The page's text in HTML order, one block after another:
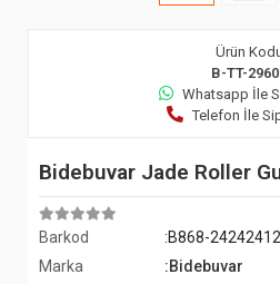
Ürün
B-TT-
Whatsapp İle
Telefon İle
Bidebuvar Jade Roller
Barkod
:B868-
Marka
:Bidebuvar